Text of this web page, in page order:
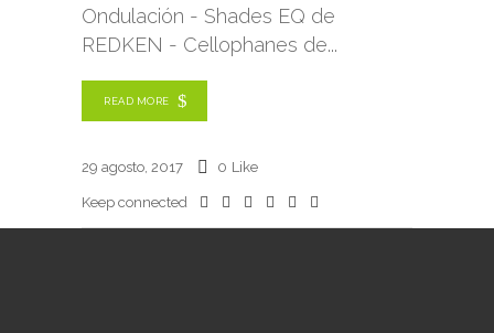
Ondulación - Shades EQ de
REDKEN - Cellophanes de
READ MORE
29 agosto, 2017 0 Like
Keep connected